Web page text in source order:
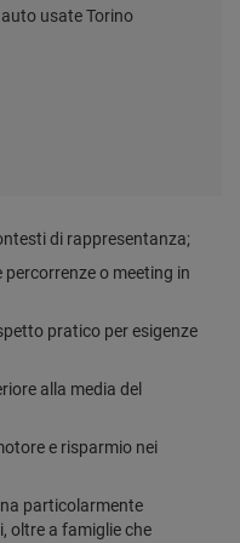
usate Torino
di rappresentanza;
o meeting in
pratico per esigenze
alla media del
e risparmio nei
particolarmente
oltre a famiglie che